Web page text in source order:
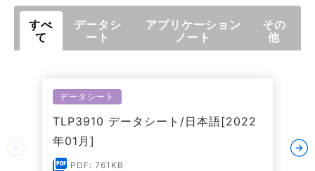
すべ
て
データシ
ート
アプリケーション
ノート
その
他
データシート
TLP3910 データシート/日本語[2022
年01月]
PDF: 761KB